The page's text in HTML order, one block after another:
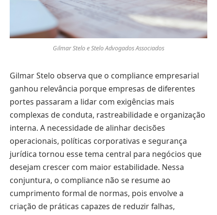
Gilmar Stelo e Stelo Advogados Associados
Gilmar Stelo observa que o compliance empresarial
ganhou relevância porque empresas de diferentes
portes passaram a lidar com exigências mais
complexas de conduta, rastreabilidade e organização
interna. A necessidade de alinhar decisões
operacionais, políticas corporativas e segurança
jurídica tornou esse tema central para negócios que
desejam crescer com maior estabilidade. Nessa
conjuntura, o compliance não se resume ao
cumprimento formal de normas, pois envolve a
criação de práticas capazes de reduzir falhas,